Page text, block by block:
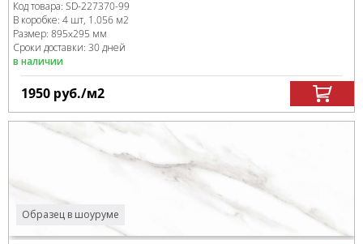
Код товара: SD-227370-99
В коробке: 4 шт, 1.056 м2
Размер: 895x295 мм
Сроки доставки: 30 дней
в наличии
1950 руб./м2
Образец в шоуруме